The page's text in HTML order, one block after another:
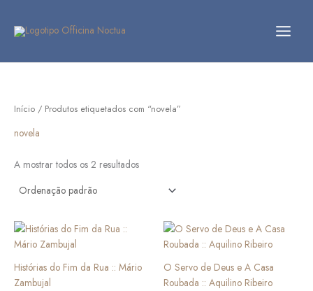
content
Início / Produtos etiquetados com “novela”
novela
A mostrar todos os 2 resultados
Histórias do Fim da Rua :: Mário
Zambujal
O Servo de Deus e A Casa
Roubada :: Aquilino Ribeiro